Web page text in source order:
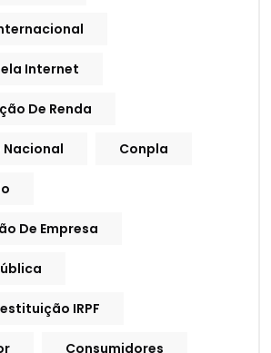
Internet
De Renda
Nacional Conpla
De Empresa
IRPF
Consumidores